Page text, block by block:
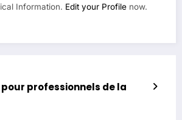
Information. Edit your Profile now.
professionnels de la